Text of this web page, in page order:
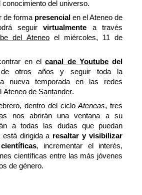
del universo.
de forma presencial en el Ateneo de
seguirvirtualmente a través
del Ateneoel miércoles, 11 de
en el
canal de Youtubedel
otros añ​os y seguir toda la
nueva temporada en
las redes
Ateneo de Santander.​​​​​​​​​​​​​​​​​​​​​
dentro del cicloAteneas, tres
nos abrirán una ventana a su
a todas las dudas que puedan
está dirigida a resaltar y visibilizar
, incrementar el interés,
científicas entre las más jóvenes
de género.